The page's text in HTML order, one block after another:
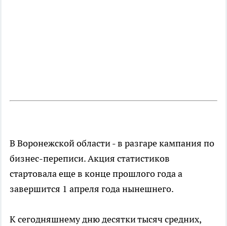
В Воронежской области - в разгаре кампания по
бизнес-переписи. Акция статистиков
стартовала еще в конце прошлого года а
завершится 1 апреля года нынешнего.
К сегодняшнему дню десятки тысяч средних,